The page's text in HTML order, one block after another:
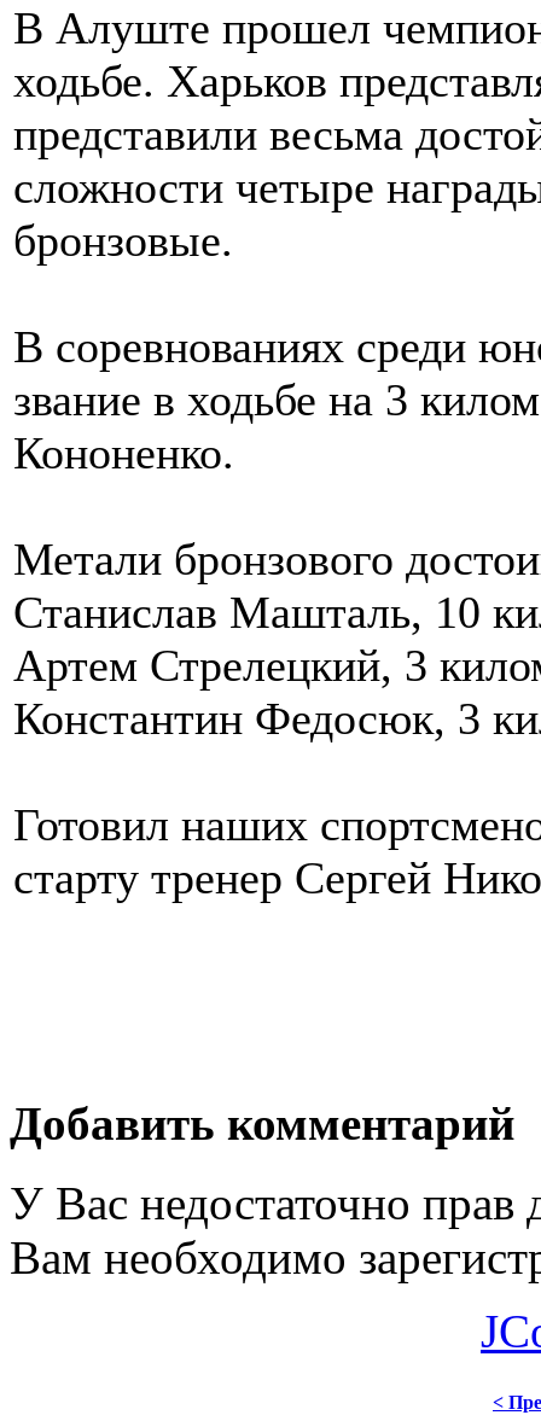
В Алуште прошел
ходьбе. Харьков
представили весьма
сложности четыре
бронзовые.
В соревнованиях среди
звание в ходьбе на 3
Кононенко.
Метали бронзового
Станислав Машталь, 10
Артем Стрелецкий, 3
Константин Федосюк, 3
Готовил наших
старту тренер Сергей
Добавить комментарий
У Вас недостаточно прав
Вам необходимо
<